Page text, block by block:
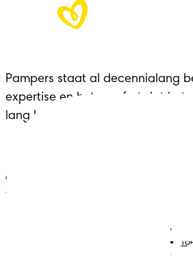
Pampers staat al decennialang
expertise en het comfort dat het
lang biedt aan gezinnen in elke
ONZE HULPMIDDELEN VOOR
JOUW ZWANGERSCHAP